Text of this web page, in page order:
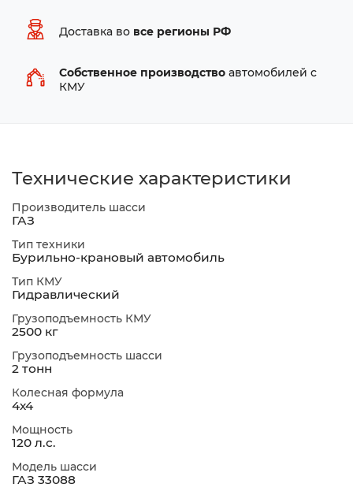
Доставка во все регионы РФ
Собственное производство автомобилей с
КМУ
Технические характеристики
Производитель шасси
ГАЗ
Тип техники
Бурильно-крановый автомобиль
Тип КМУ
Гидравлический
Грузоподъемность КМУ
2500 кг
Грузоподъемность шасси
2 тонн
Колесная формула
4х4
Мощность
120 л.с.
Модель шасси
ГАЗ 33088